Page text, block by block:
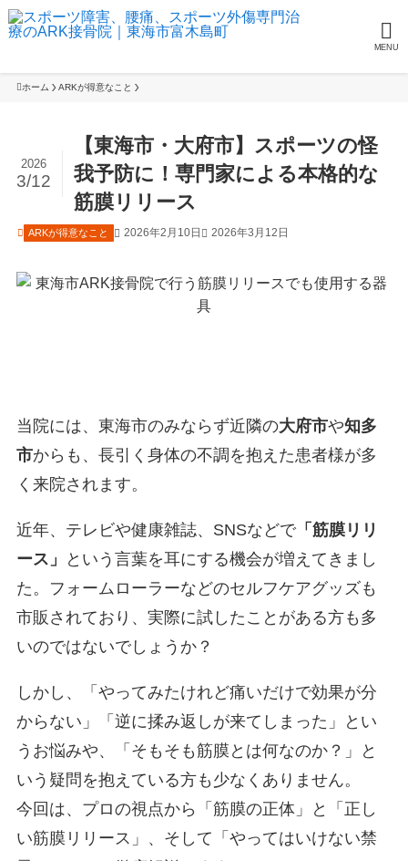
MENU
ホーム ARKが得意なこと
【東海市・大府市】スポーツの怪
我予防に！専門家による本格的な
筋膜リリース
2026
3/12
ARKが得意なこと 2026年2月10日 2026年3月12日
当院には、東海市のみならず近隣の大府市や知多
市からも、長引く身体の不調を抱えた患者様が多
く来院されます。
近年、テレビや健康雑誌、SNSなどで「筋膜リリ
ース」
という言葉を耳にする機会が増えてきまし
た。フォームローラーなどのセルフケアグッズも
市販されており、実際に試したことがある方も多
いのではないでしょうか？
しかし、「やってみたけれど痛いだけで効果が分
からない」「逆に揉み返しが来てしまった」とい
うお悩みや、「そもそも筋膜とは何なのか？」と
いう疑問を抱えている方も少なくありません。
今回は、プロの視点から「筋膜の正体」と「正し
い筋膜リリース」、そして「やってはいけない禁